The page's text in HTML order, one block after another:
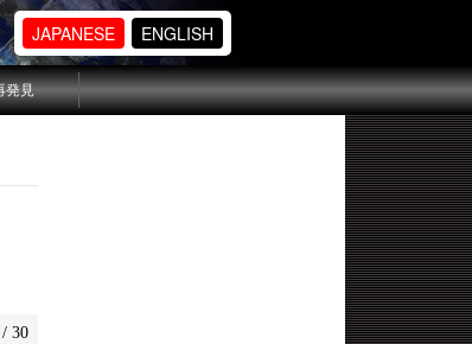
JAPANESE ENGLISH
発見
30